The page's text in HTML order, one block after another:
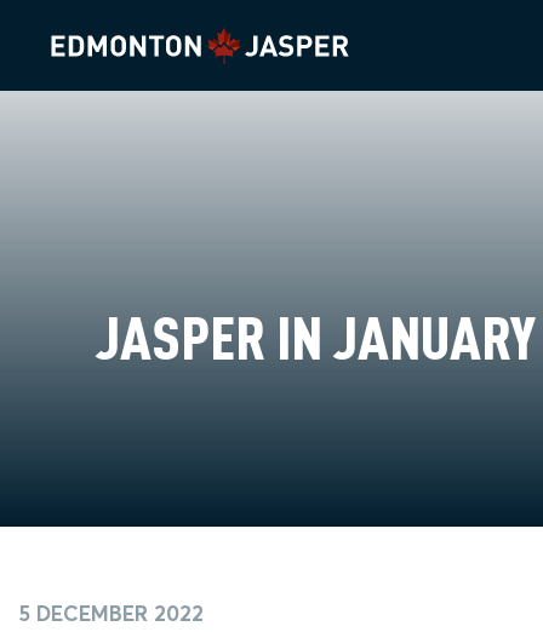
JASPER IN JANUARY
5 DECEMBER 2022